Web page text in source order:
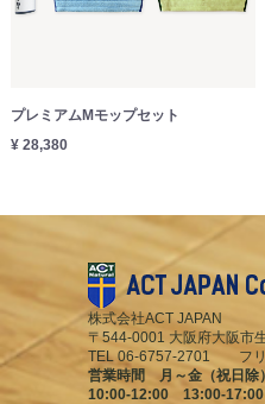
プレミアムMモップセット
¥ 28,380
株式会社ACT JAPAN
〒544-0001 大阪府大阪市
TEL 06-6757-2701 フリ
営業時間 月～金（祝日除）
10:00-12:00 13:00-17:00